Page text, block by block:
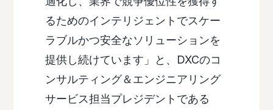
るためのインテリジェントでスケー
ラブルかつ安全なソリューションを
提供し続けています」と、DXCのコ
ンサルティング＆エンジニアリング
サービス担当プレジデントである